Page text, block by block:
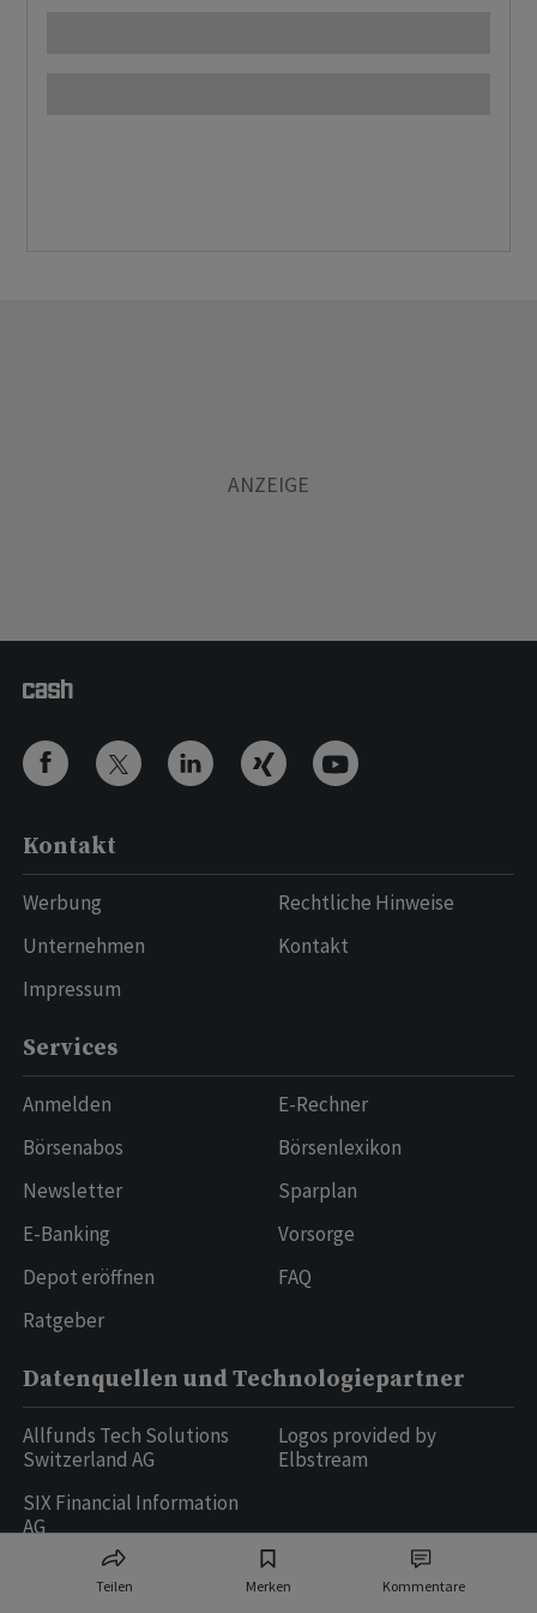
Teilen Merken Kommentare
Kontakt
Werbung
Unternehmen
Impressum
Rechtliche Hinweise
Kontakt
Services
Anmelden
Börsenabos
Newsletter
E-Banking
Depot eröffnen
Ratgeber
E-Rechner
Börsenlexikon
Sparplan
Vorsorge
FAQ
Datenquellen und Technologiepartner
Allfunds Tech Solutions
Switzerland AG
SIX Financial Information
AG
Logos provided by
Elbstream